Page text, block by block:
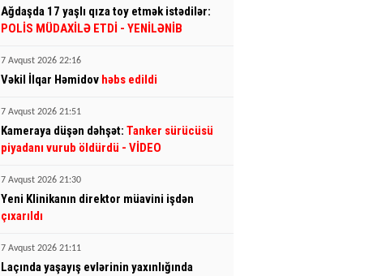
Ağdaşda 17 yaşlı qıza toy etmək istədilər:
POLİS MÜDAXİLƏ ETDİ - YENİLƏNİB
7 Avqust 2026 22:16
Vəkil İlqar Həmidov həbs edildi
7 Avqust 2026 21:51
Kameraya düşən dəhşət: Tanker sürücüsü
piyadanı vurub öldürdü - VİDEO
7 Avqust 2026 21:30
Yeni Klinikanın direktor müavini işdən
çıxarıldı
7 Avqust 2026 21:11
Laçında yaşayış evlərinin yaxınlığında